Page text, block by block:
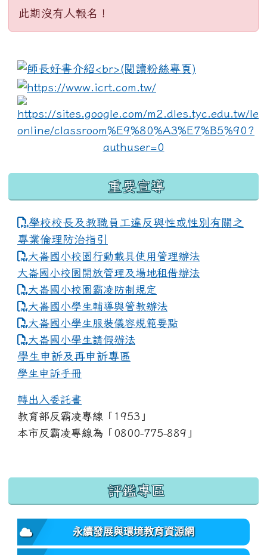
此期沒有人報名！
link to https://
重要宣導
學校校長及教職員工違反與性或性別有關之
專業倫理防治指引
大崙國小校園行動載具使用管理辦法
大崙國小校園開放管理及場地租借辦法
大崙國小校園霸凌防制規定
大崙國小學生輔導與管教辦法
大崙國小學生服裝儀容規範要點
link to https://www.dles.tyc.edu.tw/uploads/
大崙國小學生請假辦法
學生申訴及再申訴專區
學生申訴手冊
轉出入委託書
教育部反霸凌專線「1953」
本市反霸凌專線為「0800-775-889」
:::
評鑑專區
永續發展與環境教育資源網